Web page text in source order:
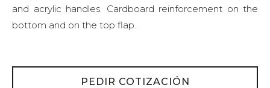
and acrylic handles. Cardboard reinforcement on the
bottom and on the top flap.
PEDIR COTIZACIÓN